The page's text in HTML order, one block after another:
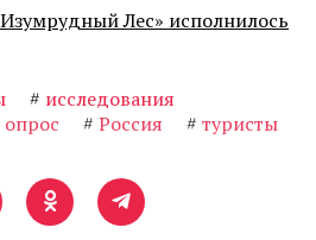
Лес» исполнилось
# исследования
опрос # Россия # туристы